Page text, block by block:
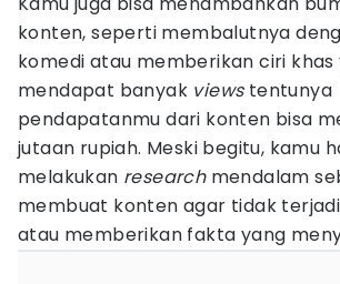
konten, seperti membalutnya
komedi atau memberikan ciri khas
mendapat banyak views tentunya
pendapatanmu dari konten bisa
jutaan rupiah. Meski begitu, kamu
melakukan research mendalam
membuat konten agar tidak
atau memberikan fakta yang